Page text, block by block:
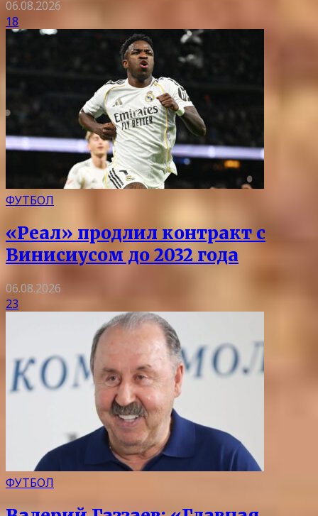
06.08.2026
18
ФУТБОЛ
«Реал» продлил контракт с
Винисиусом до 2032 года
06.08.2026
23
ФУТБОЛ